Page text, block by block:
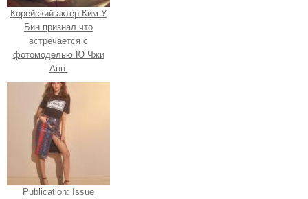
Корейский актер Ким У
Бин признал что
встречается с
фотомоделью Ю Чжи
Анн.
Publication: Issue